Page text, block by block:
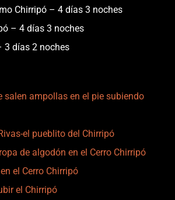
Chirripó – 4 días 3 noches
– 4 días 3 noches
3 días 2 noches
salen ampollas en el pie subiendo
el pueblito del Chirripó
de algodón en el Cerro Chirripó
el Cerro Chirripó
el Chirripó